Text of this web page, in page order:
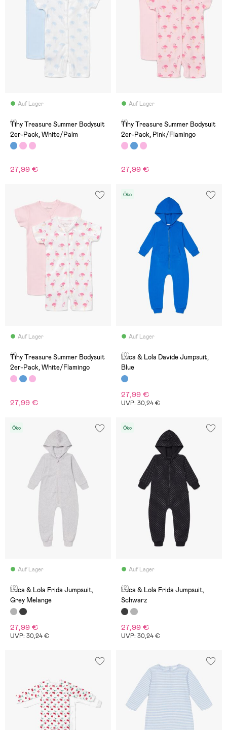
Auf Lager
(1)
Tiny Treasure Summer Bodysuit
2er-Pack, White/Palm
27,99 €
Auf Lager
(1)
Tiny Treasure Summer Bodysuit
2er-Pack, Pink/Flamingo
27,99 €
Auf Lager
(1)
Tiny Treasure Summer Bodysuit
2er-Pack, White/Flamingo
27,99 €
Öko
Auf Lager
(0)
Luca & Lola Davide Jumpsuit,
Blue
27,99 €
UVP: 30,24 €
Öko
Auf Lager
(2)
Luca & Lola Frida Jumpsuit,
Grey Melange
27,99 €
UVP: 30,24 €
Öko
Auf Lager
(2)
Luca & Lola Frida Jumpsuit,
Schwarz
27,99 €
UVP: 30,24 €